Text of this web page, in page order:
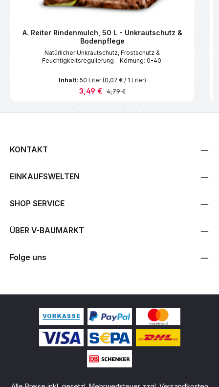
A. Reiter Rindenmulch, 50 L - Unkrautschutz &
Bodenpflege
Natürlicher Unkrautschutz, Frostschutz &
Feuchtigkeitsregulierung - Körnung: 0-40.
Inhalt: 50 Liter(0,07 € / 1 Liter)
Verkaufspreis:
3,49 € Regulärer Preis:
4,79 €
KONTAKT
EINKAUFSWELTEN
SHOP SERVICE
ÜBER V-BAUMARKT
Folge uns